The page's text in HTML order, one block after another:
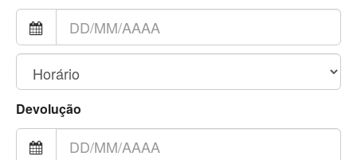
Devolução